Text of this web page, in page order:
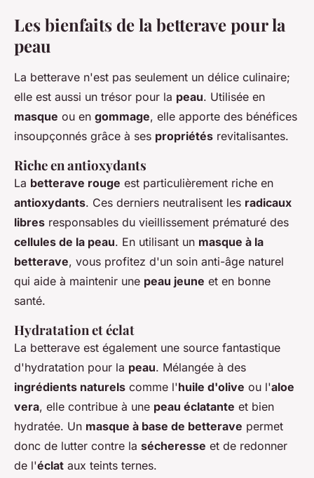
Les bienfaits de la betterave pour la
peau
La betterave n'est pas seulement un délice culinaire;
elle est aussi un trésor pour la peau. Utilisée en
masque ou en gommage, elle apporte des bénéfices
insoupçonnés grâce à ses propriétés revitalisantes.
Riche en antioxydants
La betterave rouge est particulièrement riche en
antioxydants. Ces derniers neutralisent les radicaux
libres responsables du vieillissement prématuré des
cellules de la peau. En utilisant un masque à la
betterave, vous profitez d'un soin anti-âge naturel
qui aide à maintenir une peau jeune et en bonne
santé.
Hydratation et éclat
La betterave est également une source fantastique
d'hydratation pour la peau. Mélangée à des
ingrédients naturels comme l'huile d'olive ou l'aloe
vera, elle contribue à une peau éclatante et bien
hydratée. Un masque à base de betterave permet
donc de lutter contre la sécheresse et de redonner
de l'éclat aux teints ternes.